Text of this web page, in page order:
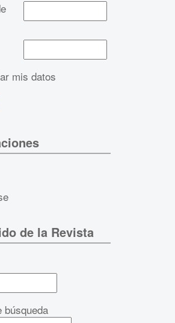
mis datos
de la Revista
búsqueda